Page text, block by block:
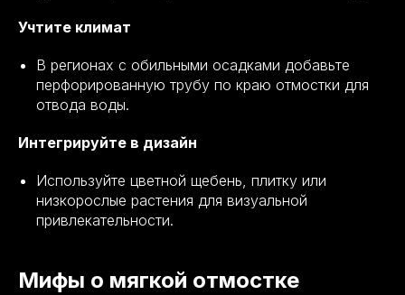
Учтите климат
В регионах с обильными осадками добавьте
перфорированную трубу по краю отмостки для
отвода воды.
Интегрируйте в дизайн
Используйте цветной щебень, плитку или
низкорослые растения для визуальной
привлекательности.
Мифы о мягкой отмостке